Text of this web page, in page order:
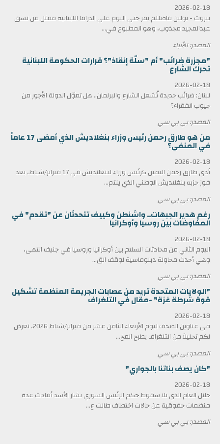
2026-02-18
بيروت - بولين فاضللم يمر حتى اليوم على الدراما اللبنانية ممثل من نسق
عبدالمجيد مجذوب، وهو المطبوع في...
المصدر: الأنباء
"مجزرة ضرائب" أم "سلّة إنقاذ"؟ قرارات الحكومة اللبنانية
تحرك الشارع
2026-02-18
لبنان: ضرائب جديدة تُشعل الشارع والبرلمان.. هل تموّل الدولة الأجور من
جيوب الفقراء؟
المصدر: بي بي سي
من هو طارق رحمن رئيس وزراء بنغلاديش الذي أمضى 17 عاماً
في المنفى؟
2026-02-18
أدى طارق رحمن اليمين كرئيس وزراء لبنغلاديش في 17 فبراير/شباط، بعد
فوز حزبه بنغلاديش الوطني الذي ينتم...
المصدر: بي بي سي
رغم هدير الجبهات.. واشنطن وكييف تتحدثان عن "تقدم" في
المفاوضات بين روسيا وأوكرانيا
2026-02-18
اليوم الثاني من محادثات السلام بين أوكرانيا وروسيا في جنيف انتهى،
وهي أحدث محاولة دبلوماسية لوقف الق...
المصدر: بي بي سي
"الولايات المتحدة تريد من عصابات الجريمة المنظمة تشكيل
قوة شرطة غزة" -مقال في التلغراف
2026-02-18
في عناوين الصحف ليوم الأربعاء الثامن عشر من فبراير/شباط 2026، نعرض
لكم تحليلاً من التلغراف يطرح المخ...
المصدر: بي بي سي
"كان يصف بناتنا بالجواري"
2026-02-18
خلال العام الذي تلا سقوط حكم الرئيس السوري بشار الأسد أفادت عدة
منظمات حقوقية عن حالات اختطاف طالت ع...
المصدر: بي بي سي